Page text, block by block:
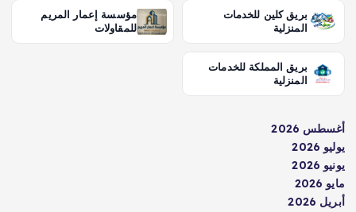
بريق كلين للخدمات
المنزلية
مؤسسة إعمار المريم
للمقاولات
بريق المملكة للخدمات
المنزلية
أغسطس 2026
يوليو 2026
يونيو 2026
مايو 2026
أبريل 2026